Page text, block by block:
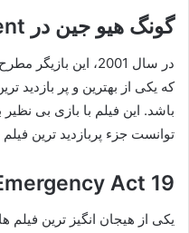
گونگ هیو جین در Last Present
باشد. این فیلم با بازی بی
توانست جزء پربازدید ترین
Act 19
یکی از هیجان انگیز ترین فیلم